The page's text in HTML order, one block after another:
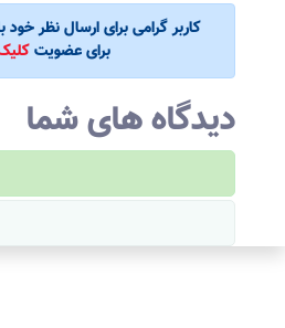
کاربر گرامی برای ارسال نظر
برای عضویت
دیدگاه های شما